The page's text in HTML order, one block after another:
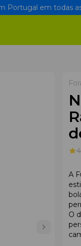
Portugal em todas
A
O